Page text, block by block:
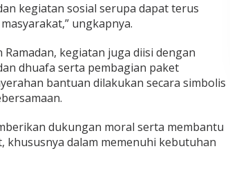
kegiatan sosial serupa dapat terus
ungkapnya.
kegiatan juga diisi dengan
dhuafa serta pembagian paket
bantuan dilakukan secara simbolis
dukungan moral serta membantu
dalam memenuhi kebutuhan
LPPL Kuningan Kian Melekat di
Hati Masyarakat, Dewas Dorong